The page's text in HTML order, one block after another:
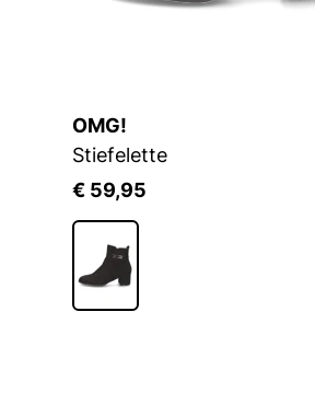
OMG!
Stiefelette
€ 59,95